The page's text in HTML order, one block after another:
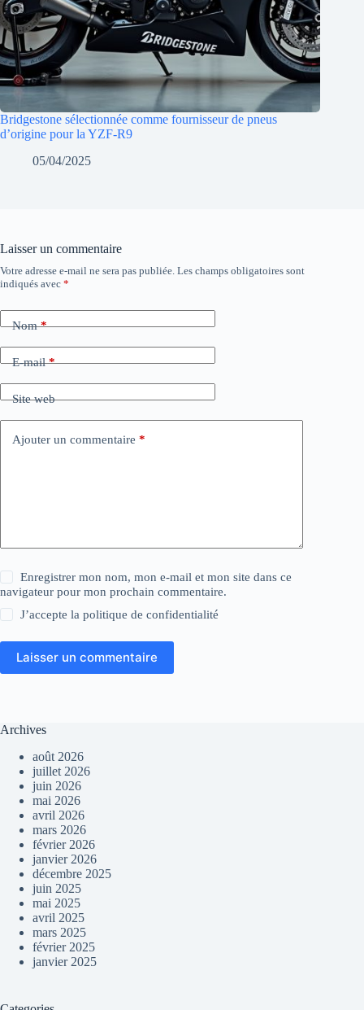
Bridgestone sélectionnée comme fournisseur de pneus
d’origine pour la YZF-R9
05/04/2025
Laisser un commentaire
Votre adresse e-mail ne sera pas publiée. Les champs obligatoires sont
indiqués avec *
Nom*
E-mail*
Site web
Ajouter un commentaire *
Enregistrer mon nom, mon e-mail et mon site dans ce
navigateur pour mon prochain commentaire.
J’accepte lapolitique de confidentialité
Laisser un commentaire
Archives
août 2026
juillet 2026
juin 2026
mai 2026
avril 2026
mars 2026
février 2026
janvier 2026
décembre 2025
juin 2025
mai 2025
avril 2025
mars 2025
février 2025
janvier 2025